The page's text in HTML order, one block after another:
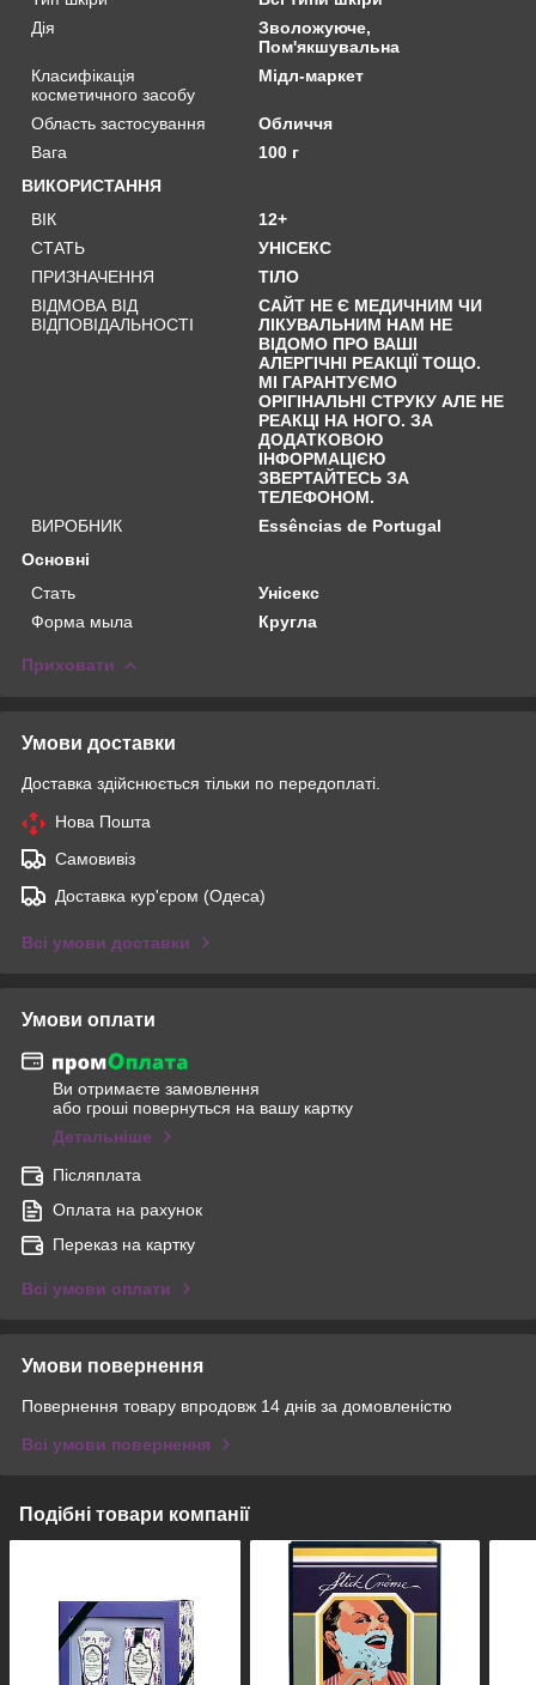
Дія
Зволожуюче,
Пом'якшувальна
Класифікація
косметичного засобу
Мідл-маркет
Область застосування
Обличчя
Вага
100 г
ВИКОРИСТАННЯ
ВІК
12+
СТАТЬ
УНІСЕКС
ПРИЗНАЧЕННЯ
ТІЛО
ВІДМОВА ВІД
ВІДПОВІДАЛЬНОСТІ
САЙТ НЕ Є МЕДИЧНИМ ЧИ
ЛІКУВАЛЬНИМ НАМ НЕ
ВІДОМО ПРО ВАШІ
АЛЕРГІЧНІ РЕАКЦІЇ ТОЩО.
МІ ГАРАНТУЄМО
ОРІГІНАЛЬНІ СТРУКУ АЛЕ НЕ
РЕАКЦІ НА НОГО. ЗА
ДОДАТКОВОЮ
ІНФОРМАЦІЄЮ
ЗВЕРТАЙТЕСЬ ЗА
ТЕЛЕФОНОМ.
ВИРОБНИК
Essências de Portugal
Основні
Стать
Унісекс
Форма мыла
Кругла
Приховати
Умови доставки
Доставка здійснюється тільки по передоплаті.
Нова Пошта
Самовивіз
Доставка кур'єром (Одеса)
Всі умови доставки
Умови оплати
Ви отримаєте замовлення
або гроші повернуться на вашу картку
Детальніше
Післяплата
Оплата на рахунок
Переказ на картку
Всі умови оплати
Умови повернення
Повернення товару впродовж 14 днів за домовленістю
Всі умови повернення
Подібні товари компанії